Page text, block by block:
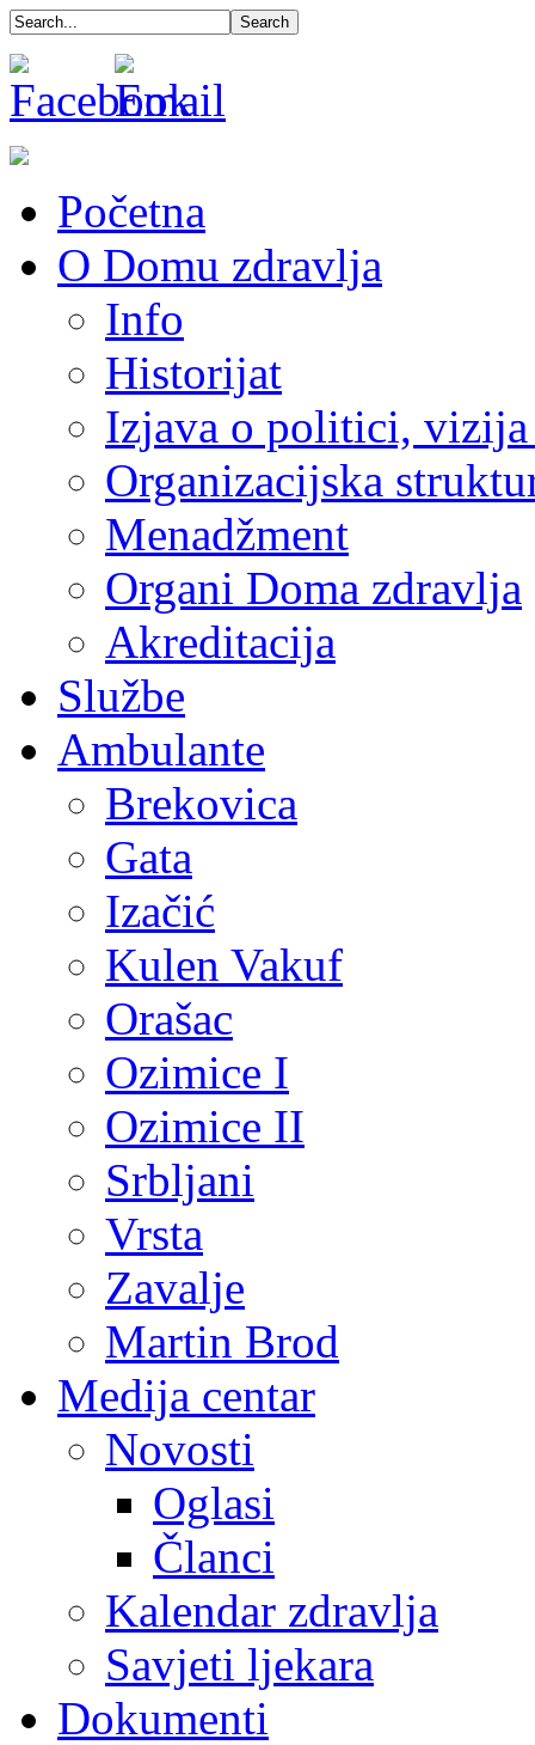
Početna
O Domu zdravlja
Info
Historijat
Izjava o politici,
Organizacijska
Menadžment
Organi Doma zdravlja
Akreditacija
Službe
Ambulante
Brekovica
Gata
Izačić
Kulen Vakuf
Orašac
Ozimice I
Ozimice II
Srbljani
Vrsta
Zavalje
Martin Brod
Medija centar
Novosti
Oglasi
Članci
Kalendar zdravlja
Savjeti ljekara
Dokumenti